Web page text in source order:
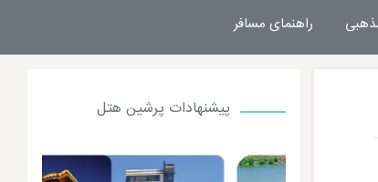
راهنمای مسافر
پیشنهادات پرشین هتل